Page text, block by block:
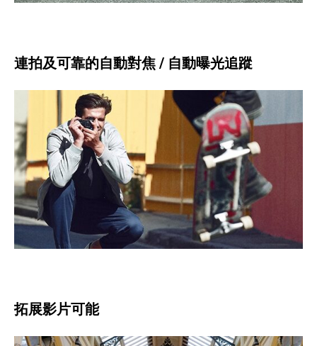
連拍及可靠的自動對焦 / 自動曝光追蹤
拓展影片可能